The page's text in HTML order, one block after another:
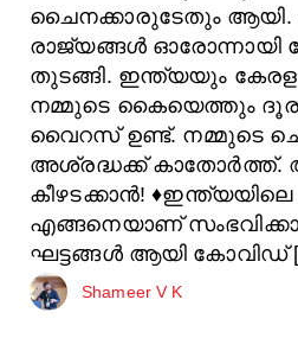
ചൈനക്കാരുടേതും
രാജ്യങ്ങൾ ഓരോന്നായി
തുടങ്ങി. ഇന്ത്യയും
നമ്മുടെ കൈയെത്തും
വൈറസ് ഉണ്ട്. നമ്മുടെ
അശ്രദ്ധക്ക്‌ കാതോർത്ത്.
കീഴടക്കാൻ!
എങ്ങനെയാണ്
ഘട്ടങ്ങൾ ആയി കോവിഡ്
Shameer V K